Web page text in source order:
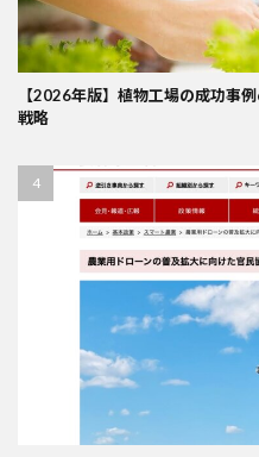
【2026年版】植物工場の成功事
戦略